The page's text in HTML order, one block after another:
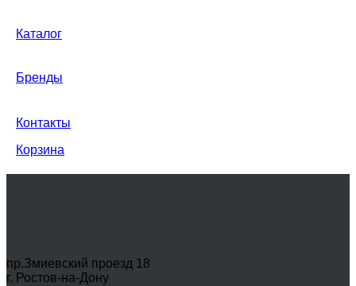
Каталог
Бренды
Контакты
Корзина
пр.Змиевский проезд 18
г. Ростов-на-Дону